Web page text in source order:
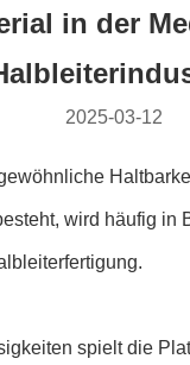
in der
2025-03-12
wird häufig
spielt die